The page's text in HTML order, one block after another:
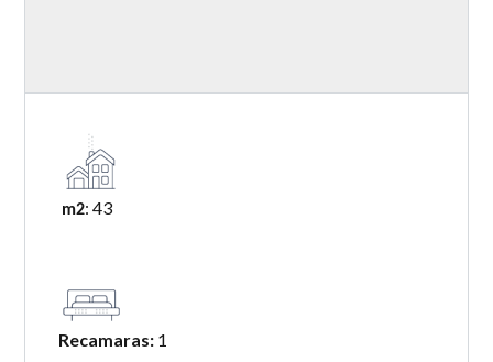
m2: 43
Recamaras: 1